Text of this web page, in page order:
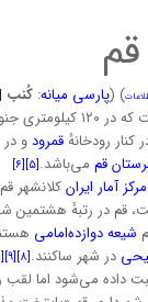
) (پارسی میانه: کُنب
کیلومتری جنوب
رودخانهٔقمرودو
قم می‌باشد.[۵] [۶]
مرکز آمار ایران
قم در رتبهٔ هشتمین
شیعه دوازده‌امامی
در شهر ساکنند.[۸] [۹] [۱۰]
داده می‌شود اما